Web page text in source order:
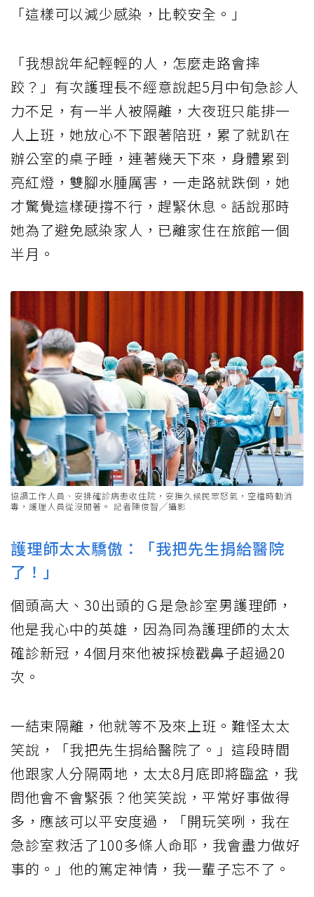
「這樣可以減少感染，比較安全。」
「我想說年紀輕輕的人，怎麼走路會摔
跤？」有次護理長不經意說起5月中旬急診人
力不足，有一半人被隔離，大夜班只能排一
人上班，她放心不下跟著陪班，累了就趴在
辦公室的桌子睡，連著幾天下來，身體累到
亮紅燈，雙腳水腫厲害，一走路就跌倒，她
才驚覺這樣硬撐不行，趕緊休息。話說那時
她為了避免感染家人，已離家住在旅館一個
半月。
協調工作人員、安排確診病患收住院，安撫久候民眾怒氣，空檔時勤消
毒，護理人員從沒閒著。 記者陳俊智╱攝影
護理師太太驕傲：「我把先生捐給醫院
了！」
個頭高大、30出頭的Ｇ是急診室男護理師，
他是我心中的英雄，因為同為護理師的太太
確診新冠，4個月來他被採檢戳鼻子超過20
次。
一結束隔離，他就等不及來上班。難怪太太
笑說，「我把先生捐給醫院了。」這段時間
他跟家人分隔兩地，太太8月底即將臨盆，我
問他會不會緊張？他笑笑說，平常好事做得
多，應該可以平安度過，「開玩笑咧，我在
急診室救活了100多條人命耶，我會盡力做好
事的。」他的篤定神情，我一輩子忘不了。